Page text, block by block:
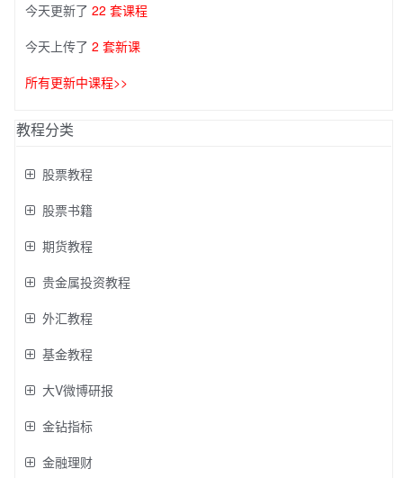
今天更新了 22 套课程
今天上传了 2 套新课
所有更新中课程>>
教程分类
股票教程
股票书籍
期货教程
贵金属投资教程
外汇教程
基金教程
大V微博研报
金钻指标
金融理财